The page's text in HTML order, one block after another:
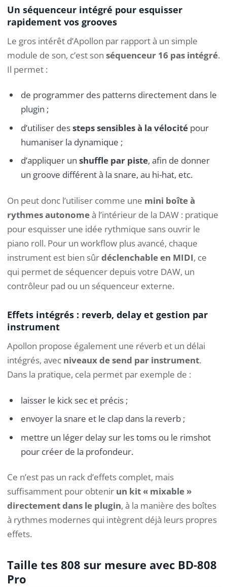
Un séquenceur intégré pour esquisser
rapidement vos grooves
Le gros intérêt d’Apollon par rapport à un simple
module de son, c’est son séquenceur 16 pas intégré.
Il permet :
de programmer des patterns directement dans le
plugin ;
d’utiliser dessteps sensibles à la vélocitépour
humaniser la dynamique ;
d’appliquer un shuffle par piste, afin de donner
un groove différent à la snare, au hi-hat, etc.
On peut donc l’utiliser comme une mini boîte à
rythmes autonomeà l’intérieur de la DAW : pratique
pour esquisser une idée rythmique sans ouvrir le
piano roll. Pour un workflow plus avancé, chaque
instrument est bien sûrdéclenchable en MIDI, ce
qui permet de séquencer depuis votre DAW, un
contrôleur pad ou un séquenceur externe.
Effets intégrés : reverb, delay et gestion par
instrument
Apollon propose également une réverb et un délai
intégrés, avec niveaux de send par instrument.
Dans la pratique, cela permet par exemple de :
laisser le kick sec et précis ;
envoyer la snare et le clap dans la reverb ;
mettre un léger delay sur les toms ou le rimshot
pour créer de la profondeur.
Ce n’est pas un rack d’effets complet, mais
suffisamment pour obtenir un kit « mixable »
directement dans le plugin, à la manière des boîtes
à rythmes modernes qui intègrent déjà leurs propres
effets.
Taille tes 808 sur mesure avec BD-808
Pro